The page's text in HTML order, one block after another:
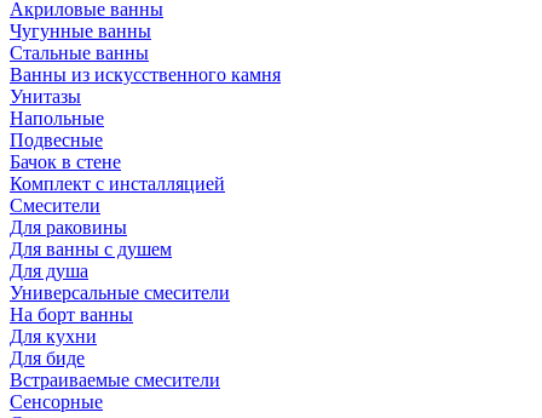
Акриловые ванны
Чугунные ванны
Стальные ванны
Ванны из искусственного камня
Унитазы
Напольные
Подвесные
Бачок в стене
Комплект с инсталляцией
Смесители
Для раковины
Для ванны с душем
Для душа
Универсальные смесители
На борт ванны
Для кухни
Для биде
Встраиваемые смесители
Сенсорные